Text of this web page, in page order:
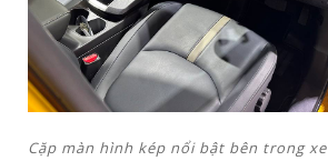
Cặp màn hình kép nổi bật bên trong xe